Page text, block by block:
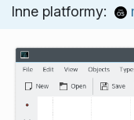
Inne platformy: